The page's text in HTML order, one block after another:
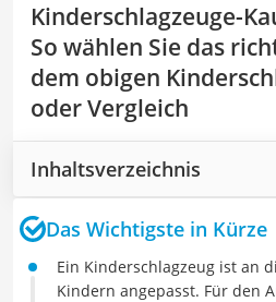
Kinderschlagzeuge-
So wählen Sie das
dem obigen
oder Vergleich
Inhaltsverzeichnis
Das Wichtigste in Kürze
Ein Kinderschlagzeug ist an
Kindern angepasst. Für den